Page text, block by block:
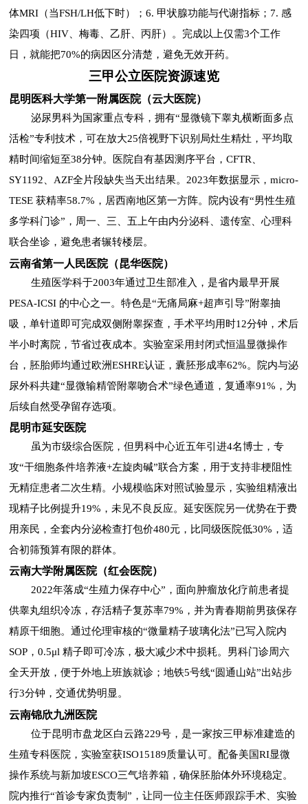
体MRI（当FSH/LH低下时）；6. 甲状腺功能与代谢指标；7. 感
染四项（HIV、梅毒、乙肝、丙肝）。完成以上仅需3个工作
日，就能把70%的病因区分清楚，避免无效开药。
三甲公立医院资源速览
昆明医科大学第一附属医院（云大医院）
泌尿男科为国家重点专科，拥有“显微镜下睾丸横断面多点
活检”专利技术，可在放大25倍视野下识别局灶生精灶，平均取
精时间缩短至38分钟。医院自有基因测序平台，CFTR、
SY1192、AZF全片段缺失当天出结果。2023年数据显示，micro-
TESE 获精率58.7%，居西南地区第一方阵。院内设有“男性生殖
多学科门诊”，周一、三、五上午由内分泌科、遗传室、心理科
联合坐诊，避免患者辗转楼层。
云南省第一人民医院（昆华医院）
生殖医学科于2003年通过卫生部准入，是省内最早开展
PESA-ICSI 的中心之一。特色是“无痛局麻+超声引导”附睾抽
吸，单针道即可完成双侧附睾探查，手术平均用时12分钟，术后
半小时离院，节省过夜成本。实验室采用封闭式恒温显微操作
台，胚胎师均通过欧洲ESHRE认证，囊胚形成率62%。院内与泌
尿外科共建“显微输精管附睾吻合术”绿色通道，复通率91%，为
后续自然受孕留存选项。
昆明市延安医院
虽为市级综合医院，但男科中心近五年引进4名博士，专
攻“干细胞条件培养液+左旋肉碱”联合方案，用于支持非梗阻性
无精症患者二次生精。小规模临床对照试验显示，实验组精液出
现精子比例提升19%，未见不良反应。延安医院另一优势在于费
用亲民，全套内分泌检查打包价480元，比同级医院低30%，适
合初筛预算有限的群体。
云南大学附属医院（红会医院）
2022年落成“生殖力保存中心”，面向肿瘤放化疗前患者提
供睾丸组织冷冻，存活精子复苏率79%，并为青春期前男孩保存
精原干细胞。通过伦理审核的“微量精子玻璃化法”已写入院内
SOP，0.5μl 精子即可冷冻，极大减少术中损耗。男科门诊周六
全天开放，便于外地上班族就诊；地铁5号线“圆通山站”出站步
行3分钟，交通优势明显。
云南锦欣九洲医院
位于昆明市盘龙区白云路229号，是一家按三甲标准建造的
生殖专科医院，实验室获ISO15189质量认可。配备美国RI显微
操作系统与新加坡ESCO三气培养箱，确保胚胎体外环境稳定。
院内推行“首诊专家负责制”，让同一位主任医师跟踪手术、实验